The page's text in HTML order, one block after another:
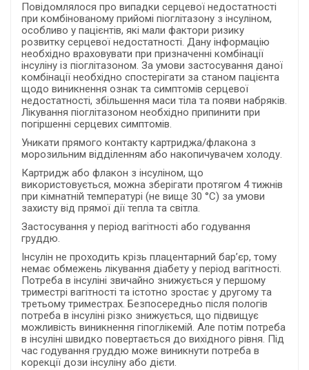
Повідомлялося про випадки серцевої недостатності
при комбінованому прийомі піоглітазону з інсуліном,
особливо у пацієнтів, які мали фактори ризику
розвитку серцевої недостатності. Дану інформацію
необхідно враховувати при призначенні комбінації
інсуліну із піоглітазоном. За умови застосування даної
комбінації необхідно спостерігати за станом пацієнта
щодо виникнення ознак та симптомів серцевої
недостатності, збільшення маси тіла та появи набряків.
Лікування піоглітазоном необхідно припинити при
погіршенні серцевих симптомів.
Уникати прямого контакту картриджа/флакона з
морозильним відділенням або накопичувачем холоду.
Картридж або флакон з інсуліном, що
використовується, можна зберігати протягом 4 тижнів
при кімнатній температурі (не вище 30 °С) за умови
захисту від прямої дії тепла та світла.
Застосування у період вагітності або годування
груддю.
Інсулін не проходить крізь плацентарний бар’єр, тому
немає обмежень лікування діабету у період вагітності.
Потреба в інсуліні звичайно знижується у першому
триместрі вагітності та істотно зростає у другому та
третьому триместрах. Безпосередньо після пологів
потреба в інсуліні різко знижується, що підвищує
можливість виникнення гіпоглікемій. Але потім потреба
в інсуліні швидко повертається до вихідного рівня. Під
час годування груддю може виникнути потреба в
корекції дози інсуліну або дієти.